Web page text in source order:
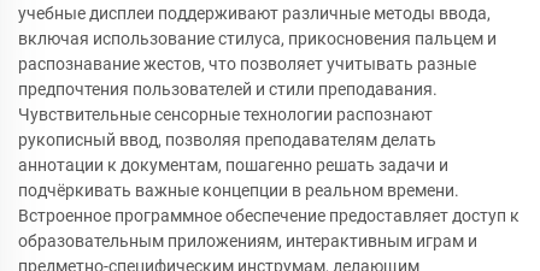
учебные дисплеи поддерживают различные методы ввода,
включая использование стилуса, прикосновения пальцем и
распознавание жестов, что позволяет учитывать разные
предпочтения пользователей и стили преподавания.
Чувствительные сенсорные технологии распознают
рукописный ввод, позволяя преподавателям делать
аннотации к документам, пошагенно решать задачи и
подчёркивать важные концепции в реальном времени.
Встроенное программное обеспечение предоставляет доступ к
образовательным приложениям, интерактивным играм и
предметно-специфическим инструмам, делающим